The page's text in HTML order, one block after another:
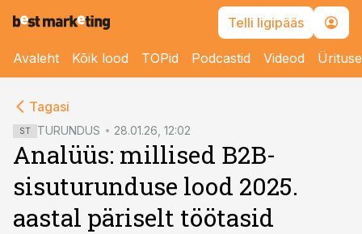
Telli ligipääs
Avaleht Kõik lood TOPid Podcastid Videod
Tagasi
ST TURUNDUS 28.01.26, 12:02
Analüüs: millised B2B-
sisuturunduse lood 2025.
aastal päriselt töötasid